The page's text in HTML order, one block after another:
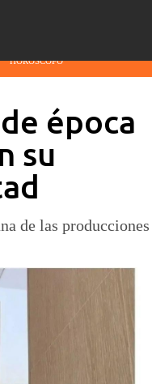
HORÓSCOPO
época
su
de las producciones